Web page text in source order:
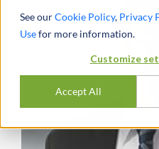
See ourCookie Policy, Privacy
Usefor more information.
Customize
Accept All